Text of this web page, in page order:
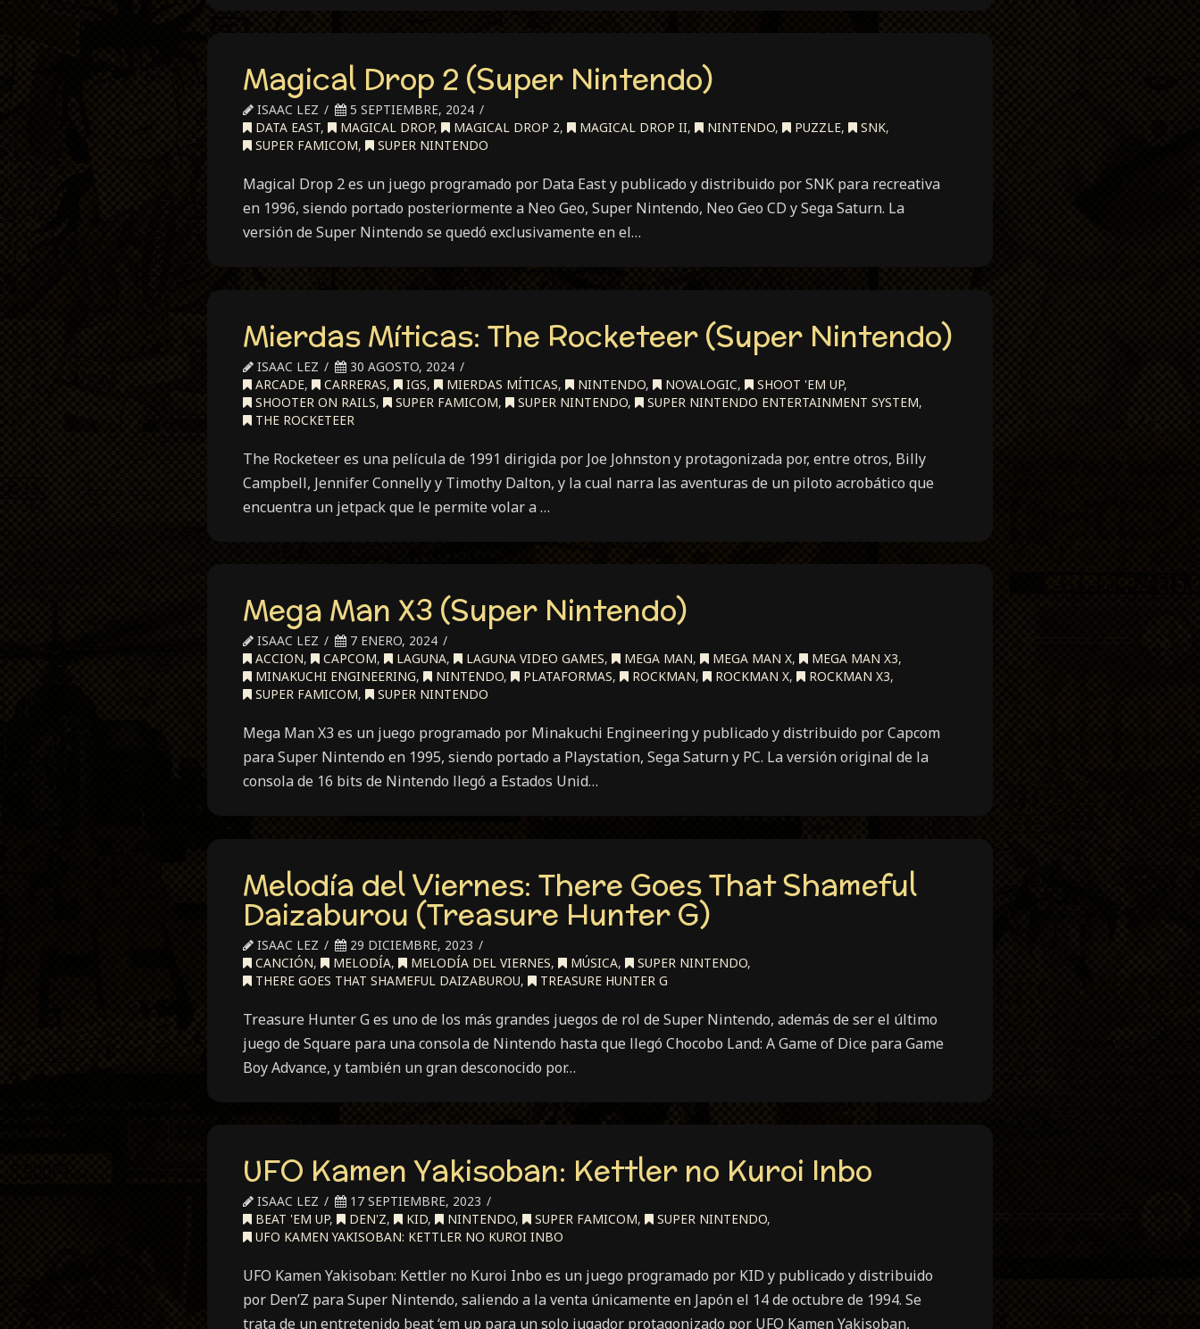
(XXII)
Ranma
1/2
Hard
Battle
Magical Drop 2 (Super Nintendo)
ISAAC LEZ
5 SEPTIEMBRE, 2024
DATA EAST, MAGICAL DROP, MAGICAL DROP 2, MAGICAL DROP II, NINTENDO, PUZZLE, SNK,
SUPER FAMICOM, SUPER NINTENDO
Magical Drop 2 es un juego programado por Data East y publicado y distribuido por SNK para recreativa
en 1996, siendo portado posteriormente a Neo Geo, Super Nintendo, Neo Geo CD y Sega Saturn. La
versión de Super Nintendo se quedó exclusivamente en el…
Mierdas Míticas: The Rocketeer (Super Nintendo)
ISAAC LEZ
30 AGOSTO, 2024
ARCADE, CARRERAS, IGS, MIERDAS MÍTICAS, NINTENDO, NOVALOGIC, SHOOT 'EM UP,
SHOOTER ON RAILS, SUPER FAMICOM, SUPER NINTENDO, SUPER NINTENDO ENTERTAINMENT SYSTEM,
THE ROCKETEER
The Rocketeer es una película de 1991 dirigida por Joe Johnston y protagonizada por, entre otros, Billy
Campbell, Jennifer Connelly y Timothy Dalton, y la cual narra las aventuras de un piloto acrobático que
encuentra un jetpack que le permite volar a …
Mega Man X3 (Super Nintendo)
ISAAC LEZ
7 ENERO, 2024
ACCION, CAPCOM, LAGUNA, LAGUNA VIDEO GAMES, MEGA MAN, MEGA MAN X, MEGA MAN X3,
MINAKUCHI ENGINEERING, NINTENDO, PLATAFORMAS, ROCKMAN, ROCKMAN X, ROCKMAN X3,
SUPER FAMICOM, SUPER NINTENDO
Mega Man X3 es un juego programado por Minakuchi Engineering y publicado y distribuido por Capcom
para Super Nintendo en 1995, siendo portado a Playstation, Sega Saturn y PC. La versión original de la
consola de 16 bits de Nintendo llegó a Estados Unid…
Melodía del Viernes: There Goes That Shameful
Daizaburou (Treasure Hunter G)
ISAAC LEZ
29 DICIEMBRE, 2023
CANCIÓN, MELODÍA, MELODÍA DEL VIERNES, MÚSICA, SUPER NINTENDO,
THERE GOES THAT SHAMEFUL DAIZABUROU, TREASURE HUNTER G
Treasure Hunter G es uno de los más grandes juegos de rol de Super Nintendo, además de ser el último
juego de Square para una consola de Nintendo hasta que llegó Chocobo Land: A Game of Dice para Game
Boy Advance, y también un gran desconocido por…
UFO Kamen Yakisoban: Kettler no Kuroi Inbo
ISAAC LEZ
17 SEPTIEMBRE, 2023
BEAT 'EM UP, DEN'Z, KID, NINTENDO, SUPER FAMICOM, SUPER NINTENDO,
UFO KAMEN YAKISOBAN: KETTLER NO KUROI INBO
UFO Kamen Yakisoban: Kettler no Kuroi Inbo es un juego programado por KID y publicado y distribuido
por Den’Z para Super Nintendo, saliendo a la venta únicamente en Japón el 14 de octubre de 1994. Se
trata de un entretenido beat ‘em up para un solo jugador protagonizado por UFO Kamen Yakisoban,